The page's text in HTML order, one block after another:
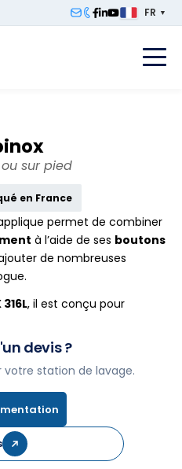
FR ▼
sur pied
en France
permet de combiner
à l’aide de ses boutons
de nombreuses
316L, il est conçu pour
devis ?
station de lavage.